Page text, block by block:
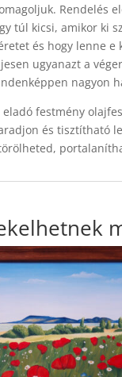
Rendelés
túl kicsi, amikor ki
és hogy lenne e
ugyanazt a
nagyon
eladó festmény
és tisztítható